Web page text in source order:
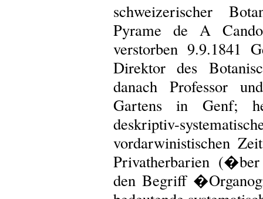
schweizerischer
Pyrame de A
verstorben 9.9.1841
Direktor des
danach Professor
Gartens in Genf;
deskriptiv-
vordarwinistischen
Privatherbarien
den Begriff